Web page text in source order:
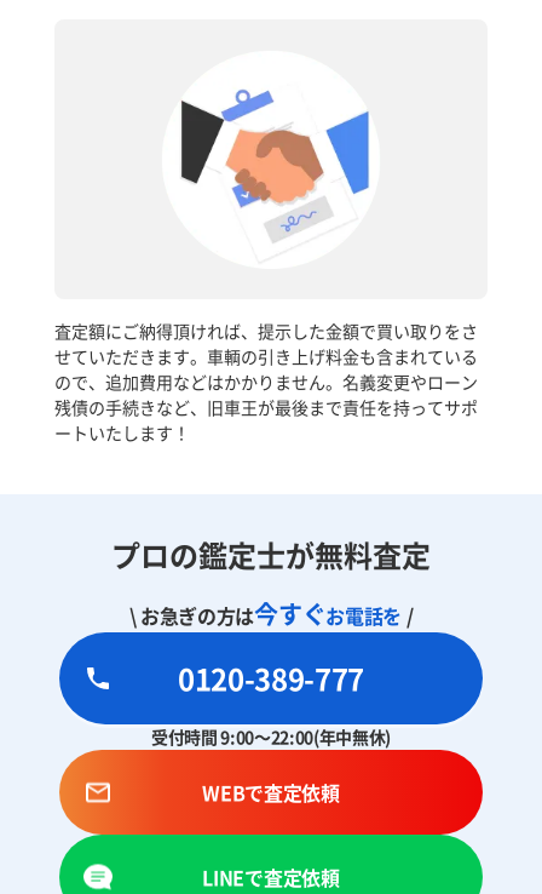
査定額にご納得頂ければ、提示した金額で買い取りをさ
せていただきます。車輌の引き上げ料金も含まれている
ので、追加費用などはかかりません。名義変更やローン
残債の手続きなど、旧車王が最後まで責任を持ってサポ
ートいたします！
プロの鑑定士が無料査定
\ お急ぎの方は今すぐお電話を /
0120-389-777
受付時間 9:00～22:00(年中無休)
WEBで査定依頼
LINEで査定依頼